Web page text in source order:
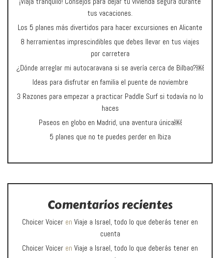
tus vacaciones.
Los 5 planes más divertidos para hacer excursiones en Alicante
8 herramientas imprescindibles que debes llevar en tus viajes
por carretera
¿Dónde arreglar mi autocaravana si se avería cerca de Bilbao?￼
Ideas para disfrutar en familia el puente de noviembre
3 Razones para empezar a practicar Paddle Surf si todavía no lo
haces
Paseos en globo en Madrid, una aventura única￼
5 planes que no te puedes perder en Ibiza
Comentarios recientes
Choicer Voicer en Viaje a Israel, todo lo que deberás tener en
cuenta
Choicer Voicer en Viaje a Israel, todo lo que deberás tener en